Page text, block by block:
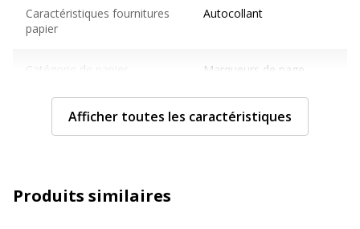
Caractéristiques fournitures
papier
Autocollant
Catégorie de papier Marqueurs de page
Couleur(s) du papier
Bleu, Jaune, Rose, Vert,
Violet
Afficher toutes les caractéristiques
Produits similaires